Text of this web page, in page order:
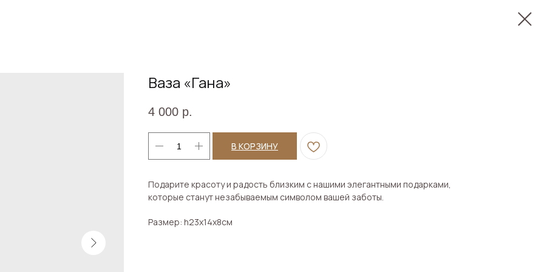
Ваза «Гана»
4 000 р.
В КОРЗИНУ
Подарите красоту и радость близким с нашими элегантными подарками,
которые станут незабываемым символом вашей заботы.
Размер: h23x14x8см